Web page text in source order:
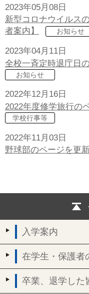
2023年05月08日
新型コロナウイルス
者案内】
お知らせ
2023年04月11日
全校一斉定時退庁日
お知らせ
2022年12月16日
2022年度修学旅行の
学校行事等
2022年11月03日
野球部のページを更
入学案内
在学生・保護者
卒業、退学した